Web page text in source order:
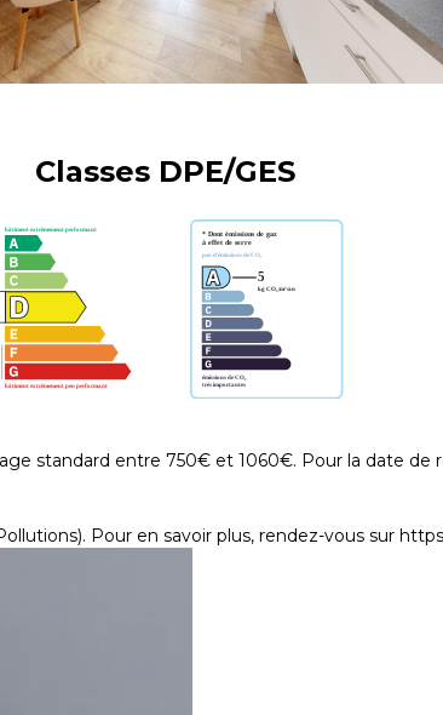
Classes DPE/GES
standard entre 750€ et 1060€. Pour la date de
Pour en savoir plus, rendez-vous sur